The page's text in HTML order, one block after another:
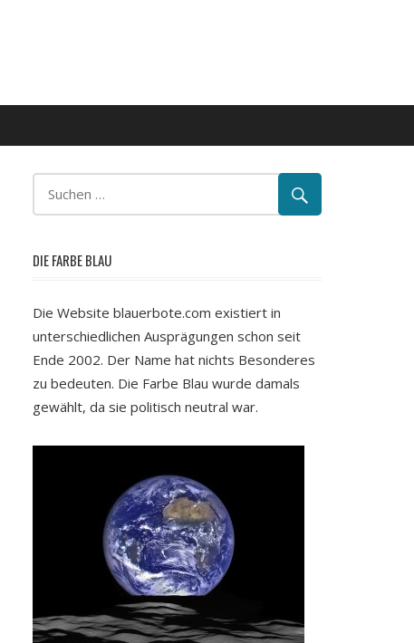
DIE FARBE BLAU
Die Website blauerbote.com existiert in
unterschiedlichen Ausprägungen schon seit
Ende 2002. Der Name hat nichts Besonderes
zu bedeuten. Die Farbe Blau wurde damals
gewählt, da sie politisch neutral war.